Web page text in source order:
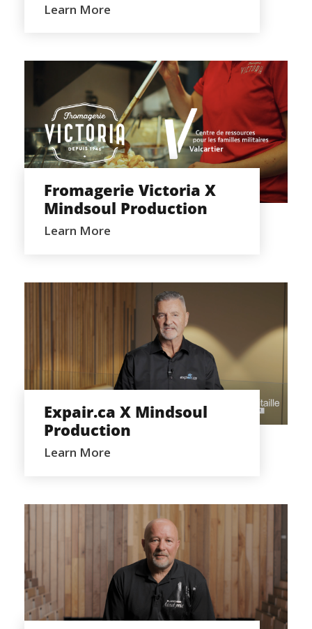
Learn More
FROMAGERIE VICTORIA X MINDSOUL
PRODUCTION
Fromagerie Victoria X
Mindsoul Production
Learn More
EXPAIR.CA X MINDSOUL
PRODUCTION
Expair.ca X Mindsoul
Production
Learn More
PLANCHER A TOUT PRIX X MINDSOUL
PRODUCTION